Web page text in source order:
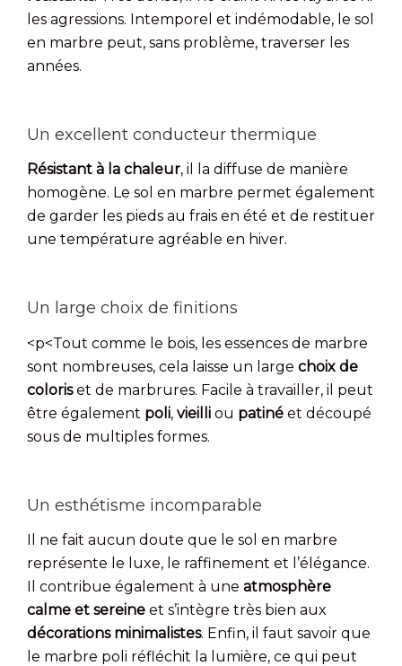
les agressions. Intemporel et indémodable, le sol
en marbre peut, sans problème, traverser les
années.
Un excellent conducteur thermique
Résistant à la chaleur, il la diffuse de manière
homogène. Le sol en marbre permet également
de garder les pieds au frais en été et de restituer
une température agréable en hiver.
Un large choix de finitions
<p<Tout comme le bois, les essences de marbre
sont nombreuses, cela laisse un large choix de
coloriset de marbrures. Facile à travailler, il peut
être également poli, vieilli ou patiné et découpé
sous de multiples formes.
Un esthétisme incomparable
Il ne fait aucun doute que le sol en marbre
représente le luxe, le raffinement et l’élégance.
Il contribue également à une atmosphère
calme et sereine et s’intègre très bien aux
décorations minimalistes. Enfin, il faut savoir que
le marbre poli réfléchit la lumière, ce qui peut